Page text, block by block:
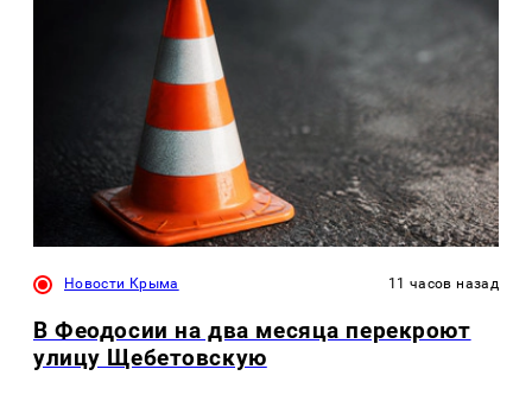
Новости Крыма 11 часов назад
В Феодосии на два месяца перекроют
улицу Щебетовскую